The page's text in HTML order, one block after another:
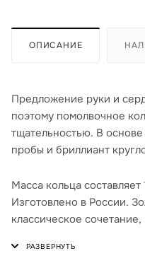
ОПИСАНИЕ
Предложение руки и
поэтому помолвочное
тщательностью. В
пробы и бриллиант
Масса кольца
Изготовлено в России.
классическое